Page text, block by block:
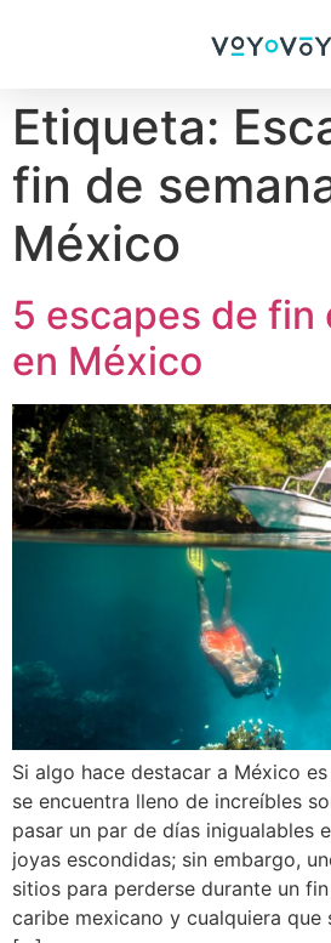
Etiqueta:
fin de
México
5 escapes de fin
en México
Si algo hace destacar a México
se encuentra lleno de increíbles
pasar un par de días inigualables
joyas escondidas; sin embargo,
sitios para perderse durante un
caribe mexicano y cualquiera que